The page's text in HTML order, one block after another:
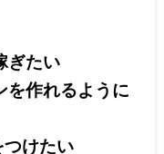
ぎたい
を作れるように
けたい